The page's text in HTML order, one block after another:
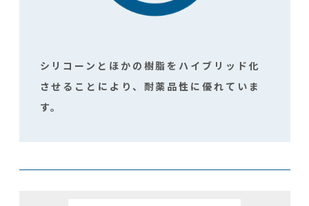
シリコーンとほかの樹脂をハイブリッド化
させることにより、耐薬品性に優れていま
す。